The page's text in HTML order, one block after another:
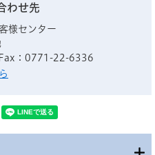
わせ先
様センター
Fax：0771-22-6336